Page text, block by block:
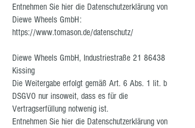
Entnehmen Sie hier die Datenschutzerklärung von
Diewe Wheels GmbH:
https://www.tomason.de/datenschutz/
Diewe Wheels GmbH, Industriestraße 21 86438
Kissing
Die Weitergabe erfolgt gemäß Art. 6 Abs. 1 lit. b
DSGVO nur insoweit, dass es für die
Vertragserfüllung notwenig ist.
Entnehmen Sie hier die Datenschutzerklärung von